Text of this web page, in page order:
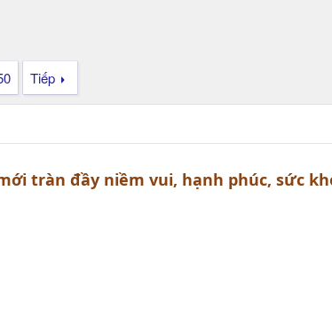
Tiếp
tràn đầy niềm vui, hạnh phúc, sức